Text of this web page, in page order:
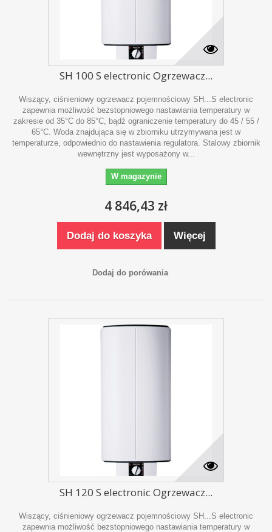
SH 100 S electronic Ogrzewacz...
Wiszący, ciśnieniowy ogrzewacz pojemnościowy SH...S electronic
zapewnia możliwość bezstopniowego nastawiania temperatury w
zakresie od 35°C do 85°C, bądź ograniczenie temperatury do 45 / 55 /
65°C. Woda znajdująca się w zbiorniku utrzymywana jest w
temperaturze, odpowiednio do nastawienia regulatora. Stalowy zbiornik
wewnętrzny jest wyposażony w...
W magazynie
4 846,43 zł
Dodaj do koszyka Więcej
Dodaj do porówania
SH 120 S electronic Ogrzewacz...
Wiszący, ciśnieniowy ogrzewacz pojemnościowy SH...S electronic
zapewnia możliwość bezstopniowego nastawiania temperatury w